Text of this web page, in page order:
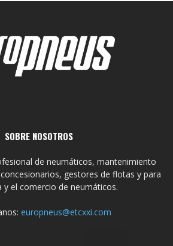
SOBRE NOSOTROS
de neumáticos, mantenimiento
gestores de flotas y para
y el comercio de neumáticos.
europneus@etcxxi.com